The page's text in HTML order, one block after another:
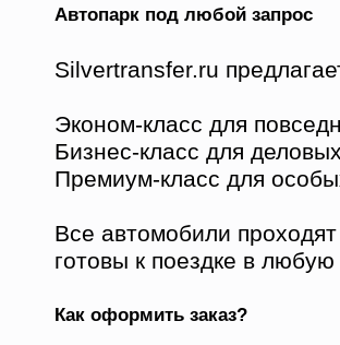
Автопарк под любой запрос
Silvertransfer.ru
Эконом-класс для
Бизнес-класс для
Премиум-класс для
Все автомобили
готовы к поездке в любую
Как оформить заказ?